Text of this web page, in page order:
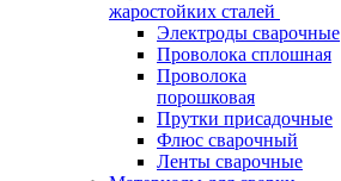
жаростойких сталей
Электроды сварочные
Проволока сплошная
Проволока
порошковая
Прутки присадочные
Флюс сварочный
Ленты сварочные